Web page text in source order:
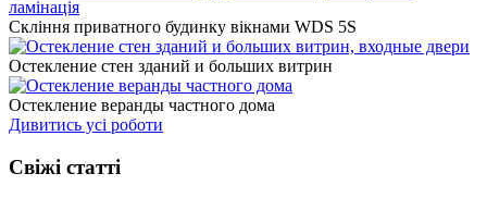
Скління приватного будинку вікнами WDS 5S
Остекление стен зданий и больших витрин
Остекление веранды частного дома
Дивитись усі роботи
Свіжі статті